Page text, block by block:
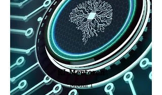
KI-Mentoren
Modul 1